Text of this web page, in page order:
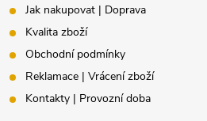
Jak nakupovat | Doprava
Kvalita zboží
Obchodní podmínky
Reklamace | Vrácení zboží
Kontakty | Provozní doba